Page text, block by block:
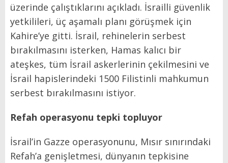
üzerinde çalıştıklarını açıkladı. İsrailli güvenlik
yetkilileri, üç aşamalı planı görüşmek için
Kahire’ye gitti. İsrail, rehinelerin serbest
bırakılmasını isterken, Hamas kalıcı bir
ateşkes, tüm İsrail askerlerinin çekilmesini ve
İsrail hapislerindeki 1500 Filistinli mahkumun
serbest bırakılmasını istiyor.
Refah operasyonu tepki topluyor
İsrail’in Gazze operasyonunu, Mısır sınırındaki
Refah’a genişletmesi, dünyanın tepkisine